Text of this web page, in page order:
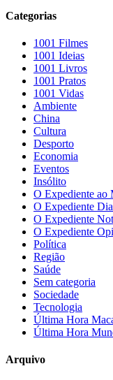
Categorias
1001 Filmes
1001 Ideias
1001 Livros
1001 Pratos
1001 Vidas
Ambiente
China
Cultura
Desporto
Economia
Eventos
Insólito
O Expediente ao
O Expediente
O Expediente
O Expediente
Política
Região
Saúde
Sem categoria
Sociedade
Tecnologia
Última Hora
Última Hora
Arquivo